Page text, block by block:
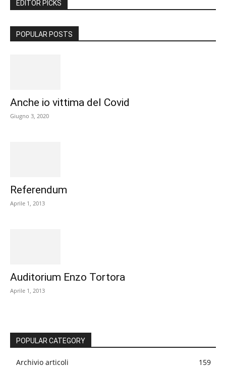
EDITOR PICKS
POPULAR POSTS
Anche io vittima del Covid
Giugno 3, 2020
Referendum
Aprile 1, 2013
Auditorium Enzo Tortora
Aprile 1, 2013
POPULAR CATEGORY
Archivio articoli 159